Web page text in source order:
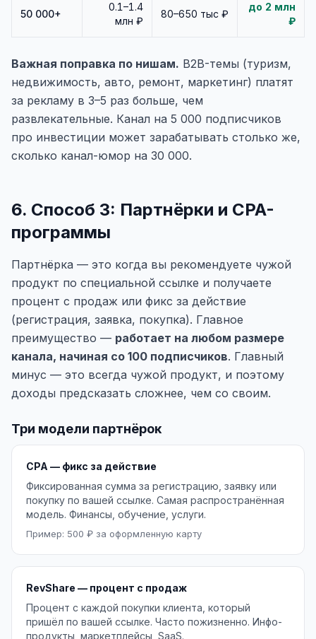
50 000+
0.1–1.4
млн ₽
80–650 тыс ₽
до 2 млн
₽
Важная поправка по нишам. B2B-темы (туризм,
недвижимость, авто, ремонт, маркетинг) платят
за рекламу в 3–5 раз больше, чем
развлекательные. Канал на 5 000 подписчиков
про инвестиции может зарабатывать столько же,
сколько канал-юмор на 30 000.
6. Способ 3: Партнёрки и CPA-
программы
Партнёрка — это когда вы рекомендуете чужой
продукт по специальной ссылке и получаете
процент с продаж или фикс за действие
(регистрация, заявка, покупка). Главное
преимущество — работает на любом размере
канала, начиная со 100 подписчиков. Главный
минус — это всегда чужой продукт, и поэтому
доходы предсказать сложнее, чем со своим.
Три модели партнёрок
CPA — фикс за действие
Фиксированная сумма за регистрацию, заявку или
покупку по вашей ссылке. Самая распространённая
модель. Финансы, обучение, услуги.
Пример: 500 ₽ за оформленную карту
RevShare — процент с продаж
Процент с каждой покупки клиента, который
пришёл по вашей ссылке. Часто пожизненно. Инфо-
продукты, маркетплейсы, SaaS.